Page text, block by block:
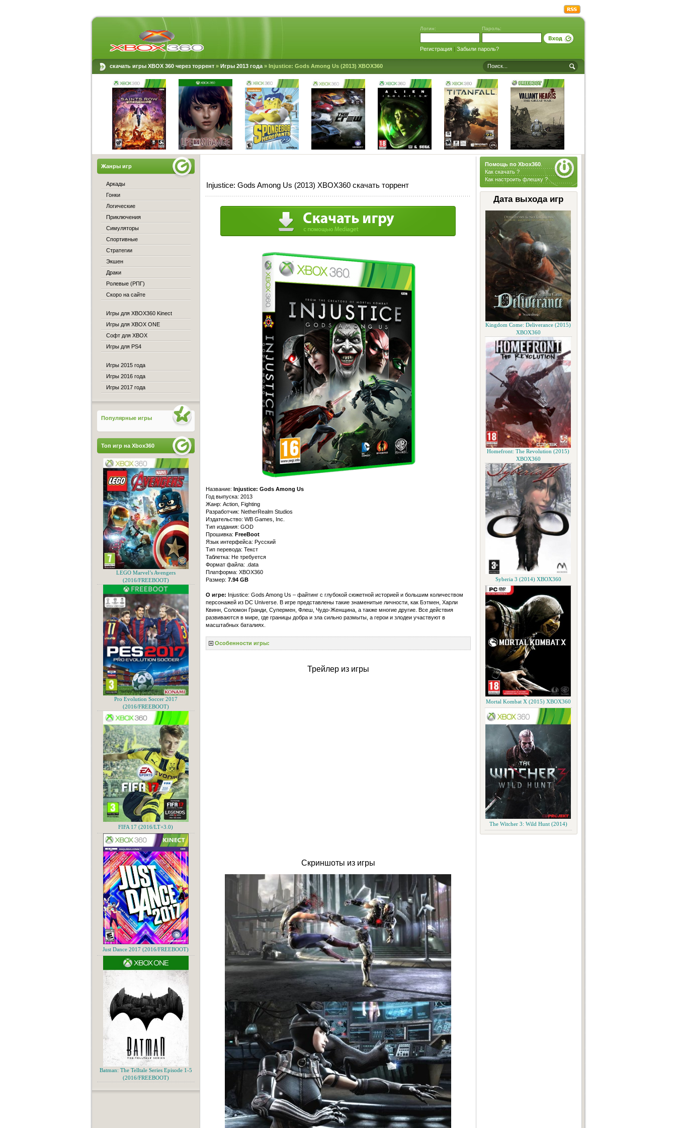
Логин: Пароль:
Регистрация| Забыли пароль?
скачать игры XBOX 360 через торрент» Игры 2013 года» Injustice: Gods Among Us (2013) XBOX360
Помощь по Xbox360.
Как скачать ?
Как настроить флешку ?
Дата выхода игр
Kingdom Come: Deliverance (2015)
XBOX360
Homefront: The Revolution (2015)
XBOX360
Syberia 3 (2014) XBOX360
Mortal Kombat X (2015) XBOX360
The Witcher 3: Wild Hunt (2014)
Injustice: Gods Among Us (2013) XBOX360 скачать торрент
Название: Injustice: Gods Among Us
Год выпуска: 2013
Жанр: Action, Fighting
Разработчик: NetherRealm Studios
Издательство: WB Games, Inc.
Тип издания: GOD
Прошивка: FreeBoot
Язык интерфейса: Русский
Тип перевода: Текст
Таблетка: Не требуется
Формат файла: .data
Платформа: XBOX360
Размер: 7.94 GB
О игре: Injustice: Gods Among Us – файтинг с глубокой сюжетной историей и большим количеством
персонажей из DC Universe. В игре представлены такие знаменитые личности, как Бэтмен, Харли
Квинн, Соломон Гранди, Супермен, Флеш, Чудо-Женщина, а также многие другие. Все действия
развиваются в мире, где границы добра и зла сильно размыты, а герои и злодеи участвуют в
масштабных баталиях.
Особенности игры:
Трейлер из игры
Скриншоты из игры
Жанры игр
Аркады
Гонки
Логические
Приключения
Симуляторы
Спортивные
Стратегии
Экшен
Драки
Ролевые (РПГ)
Скоро на сайте
Игры для XBOX360 Kinect
Игры для XBOX ONE
Софт для XBOX
Игры для PS4
Игры 2015 года
Игры 2016 года
Игры 2017 года
Популярные игры
Топ игр на Xbox360
LEGO Marvel’s Avengers
(2016/FREEBOOT)
Pro Evolution Soccer 2017
(2016/FREEBOOT)
FIFA 17 (2016/LT+3.0)
Just Dance 2017 (2016/FREEBOOT)
Batman: The Telltale Series Episode 1-5
(2016/FREEBOOT)